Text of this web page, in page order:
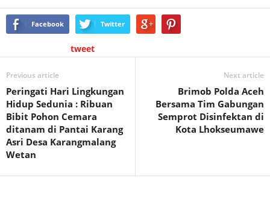
Facebook Twitter
tweet
Previous article
Peringati Hari Lingkungan
Hidup Sedunia : Ribuan
Bibit Pohon Cemara
ditanam di Pantai Karang
Asri Desa Karangmalang
Wetan
Next article
Brimob Polda Aceh
Bersama Tim Gabungan
Semprot Disinfektan di
Kota Lhokseumawe